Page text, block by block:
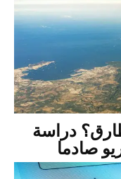
دراسة
صادما